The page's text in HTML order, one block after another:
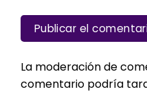
La moderación de
comentario podría